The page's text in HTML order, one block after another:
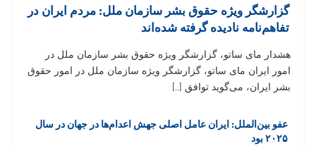
گزارشگر ویژه حقوق بشر سازمان ملل: مردم ایران در
تفاهم‌نامه نادیده گرفته شده‌اند
هشدار مای ساتو، گزارشگر ویژه حقوق بشر سازمان ملل در
امور ایران مای ساتو، گزارشگر ویژه سازمان ملل در امور حقوق
بشر ایران، می‌گوید توافق […]
عفو بین‌الملل: ایران عامل اصلی جهش اعدام‌ها در جهان در سال
۲۰۲۵ بود